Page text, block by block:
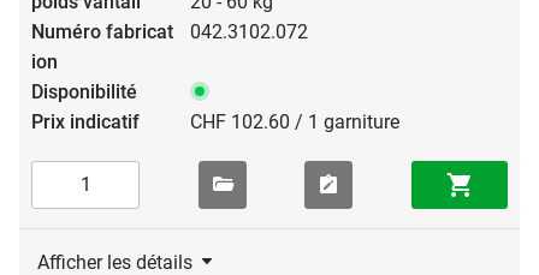
042.3102.072
CHF 102.60 / 1 garniture
Afficher les détails